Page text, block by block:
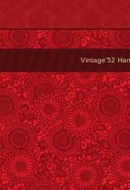
Vintage'52